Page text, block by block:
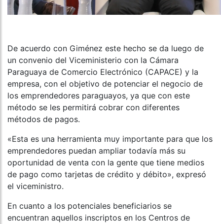
De acuerdo con Giménez este hecho se da luego de
un convenio del Viceministerio con la Cámara
Paraguaya de Comercio Electrónico (CAPACE) y la
empresa, con el objetivo de potenciar el negocio de
los emprendedores paraguayos, ya que con este
método se les permitirá cobrar con diferentes
métodos de pagos.
«Esta es una herramienta muy importante para que los
emprendedores puedan ampliar todavía más su
oportunidad de venta con la gente que tiene medios
de pago como tarjetas de crédito y débito», expresó
el viceministro.
En cuanto a los potenciales beneficiarios se
encuentran aquellos inscriptos en los Centros de